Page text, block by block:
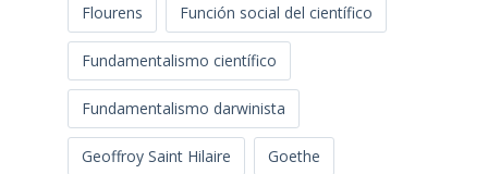
Flourens Función social del científico
Fundamentalismo científico
Fundamentalismo darwinista
Geoffroy Saint Hilaire Goethe